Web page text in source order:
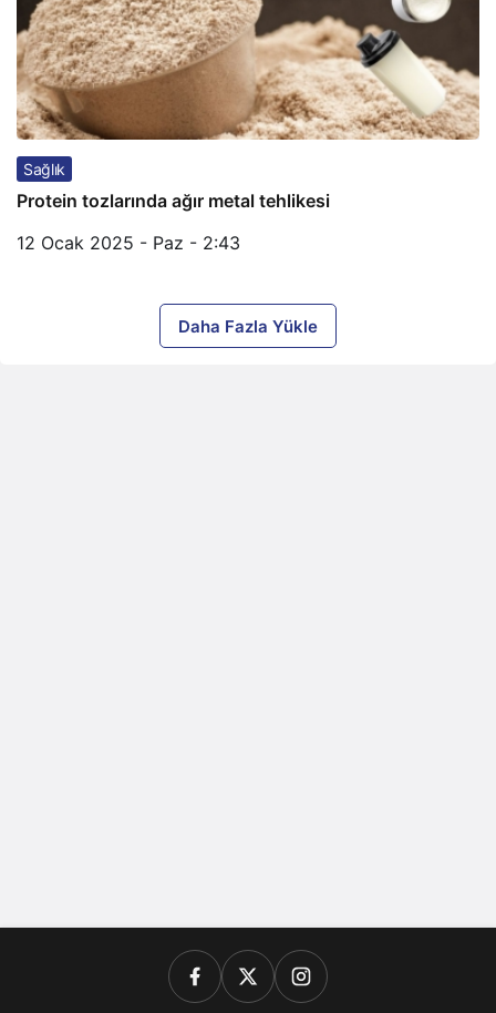
Sağlık
Protein tozlarında ağır metal tehlikesi
12 Ocak 2025 - Paz - 2:43
Daha Fazla Yükle